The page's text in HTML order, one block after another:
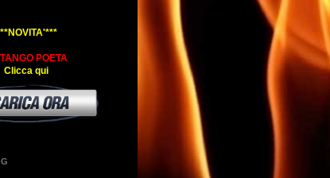
POETA
Clicca qui